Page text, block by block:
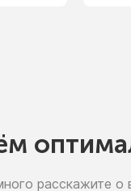
расскажите о